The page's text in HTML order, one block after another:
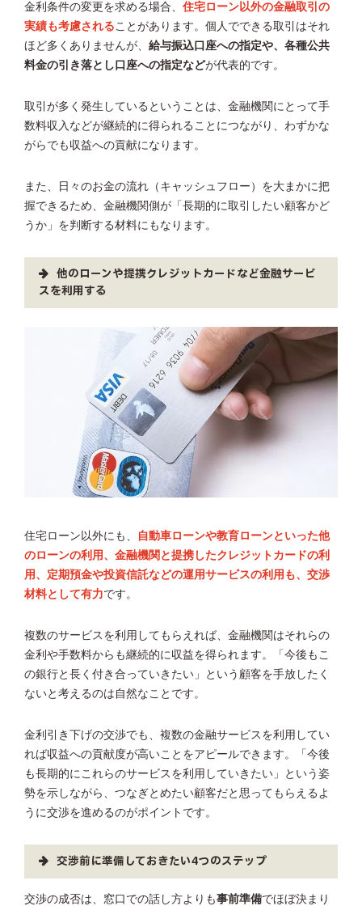
金利条件の変更を求める場合、 住宅ローン以外の金融取引の
実績も考慮されることがあります。個人でできる取引はそれ
ほど多くありませんが、 給与振込口座への指定や、各種公共
料金の引き落とし口座への指定などが代表的です。
取引が多く発生しているということは、金融機関にとって手
数料収入などが継続的に得られることにつながり、わずかな
がらでも収益への貢献になります。
また、日々のお金の流れ（キャッシュフロー）を大まかに把
握できるため、金融機関側が「長期的に取引したい顧客かど
うか」を判断する材料にもなります。
他のローンや提携クレジットカードなど金融サービ
スを利用する
住宅ローン以外にも、
自動車ローンや教育ローンといった他
のローンの利用、金融機関と提携したクレジットカードの利
用、定期預金や投資信託などの運用サービスの利用も、交渉
材料として有力です。
複数のサービスを利用してもらえれば、金融機関はそれらの
金利や手数料からも継続的に収益を得られます。「今後もこ
の銀行と長く付き合っていきたい」という顧客を手放したく
ないと考えるのは自然なことです。
金利引き下げの交渉でも、複数の金融サービスを利用してい
れば収益への貢献度が高いことをアピールできます。「今後
も長期的にこれらのサービスを利用していきたい」という姿
勢を示しながら、つなぎとめたい顧客だと思ってもらえるよ
うに交渉を進めるのがポイントです。
交渉前に準備しておきたい4つのステップ
交渉の成否は、窓口での話し方よりも事前準備でほぼ決まり